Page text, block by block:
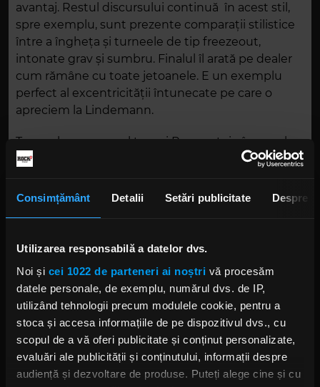
Consimțământ Detalii Setări publicitate Despre
Utilizarea responsabilă a datelor dvs.
Noi și cei 1022 de parteneri ai noștri vă procesăm
datele personale, de exemplu, numărul dvs. de IP,
utilizând tehnologii precum modulele cookie, pentru a
stoca și accesa informațiile de pe dispozitivul dvs., cu
scopul de a vă oferi publicitate și conținut personalizate,
evaluări ale publicității și conținutului, informații despre
audiență și dezvoltare de produse. Puteți alege cine și cu
avantaj. Restul discursului continuă în acest stil,
spre exemplu, sunt prezente comparații stilistice
între a îngheța și turneele de tip freezeout,
intonate grav și sumbru. Finalul îl arată pe dealer
cum rămâne cu toate jetoanele. E un exemplu
perfect al excentricității întunecate pe care o
apreciem la Lindemann.
Turneul european al trupei Rammstein începe la
Vingio Parkas din Vilnius, Lituania, pe 22 mai.
concerte solo, la Tipsport Arena din Praga,
Turneul Rammstein se va încheia pe 6 august la